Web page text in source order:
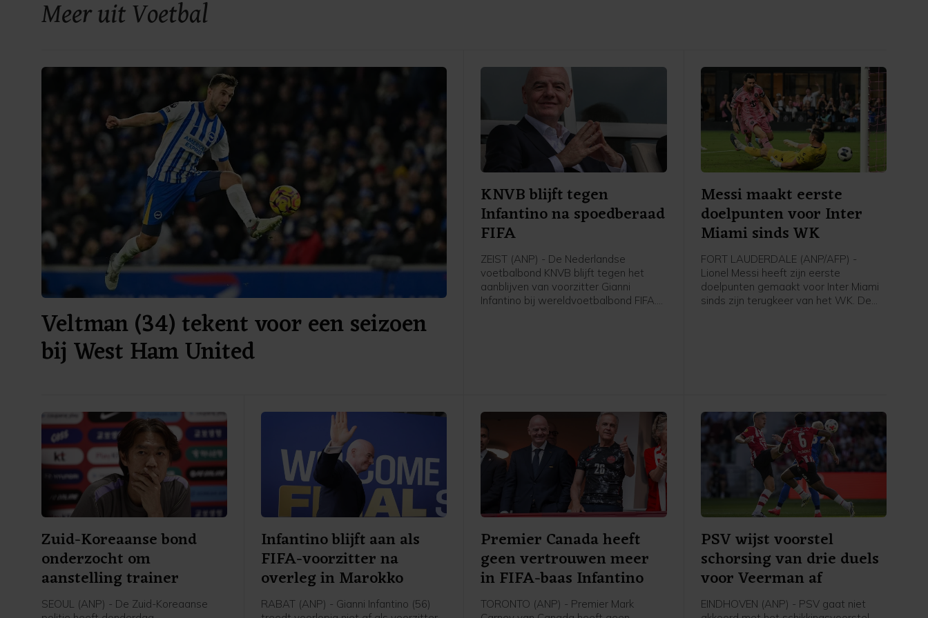
Meer uit Voetbal
Veltman (34) tekent voor een seizoen
bij West Ham United
KNVB blijft tegen
Infantino na spoedberaad
FIFA
ZEIST (ANP) - De Nederlandse
voetbalbond KNVB blijft tegen het
aanblijven van voorzitter Gianni
Infantino bij wereldvoetbalbond FIFA.
commercialiseringsplan rond het WK.
Messi maakt eerste
doelpunten voor Inter
Miami sinds WK
FORT LAUDERDALE (ANP/AFP) -
Lionel Messi heeft zijn eerste
doelpunten gemaakt voor Inter Miami
sinds zijn terugkeer van het WK. De
Zuid-Koreaanse bond
onderzocht om
aanstelling trainer
SEOUL (ANP) - De Zuid-Koreaanse
Infantino blijft aan als
FIFA-voorzitter na
overleg in Marokko
RABAT (ANP) - Gianni Infantino (56)
Premier Canada heeft
geen vertrouwen meer
in FIFA-baas Infantino
TORONTO (ANP) - Premier Mark
PSV wijst voorstel
schorsing van drie duels
voor Veerman af
EINDHOVEN (ANP) - PSV gaat niet